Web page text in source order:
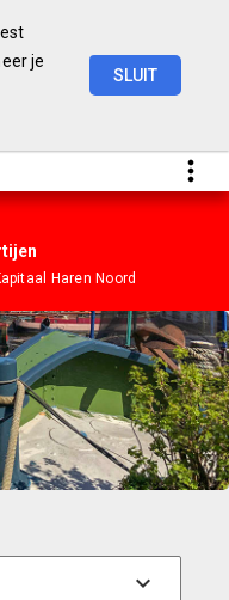
je
SLUIT
Haren Noord